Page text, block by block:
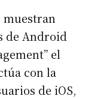
muestran
de Android
el
con la
de iOS,